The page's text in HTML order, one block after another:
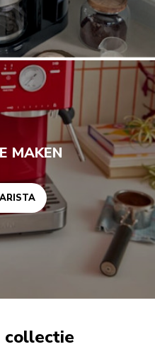
MAKEN
collectie